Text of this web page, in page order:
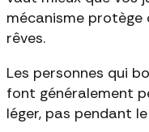
mécanisme
rêves.
Les personnes qui
font généralement
léger, pas pendant